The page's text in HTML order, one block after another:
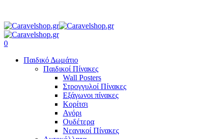
search
account
0
Παιδικό Δωμάτιο
Παιδικοί Πίνακες
Wall Posters
Στρογγυλοί Πίνακες
Εξάγωνοι πίνακες
Κορίτσι
Αγόρι
Ουδέτερα
Νεανικοί Πίνακες